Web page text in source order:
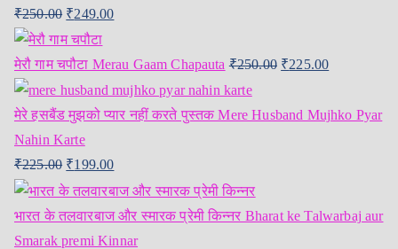
₹250.00 ₹249.00
मेरौ गाम चपौटा Merau Gaam Chapauta ₹250.00 ₹225.00
मेरे हसबैंड मुझको प्यार नहीं करते पुस्तक Mere Husband Mujhko Pyar
Nahin Karte
₹225.00 ₹199.00
भारत के तलवारबाज और स्मारक प्रेमी किन्नर Bharat ke Talwarbaj aur
Smarak premi Kinnar